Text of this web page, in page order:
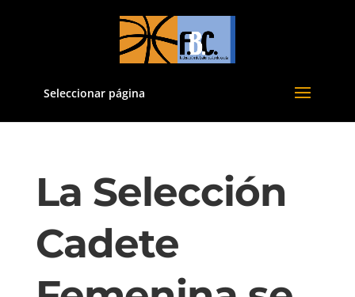
Seleccionar página
La Selección
Cadete